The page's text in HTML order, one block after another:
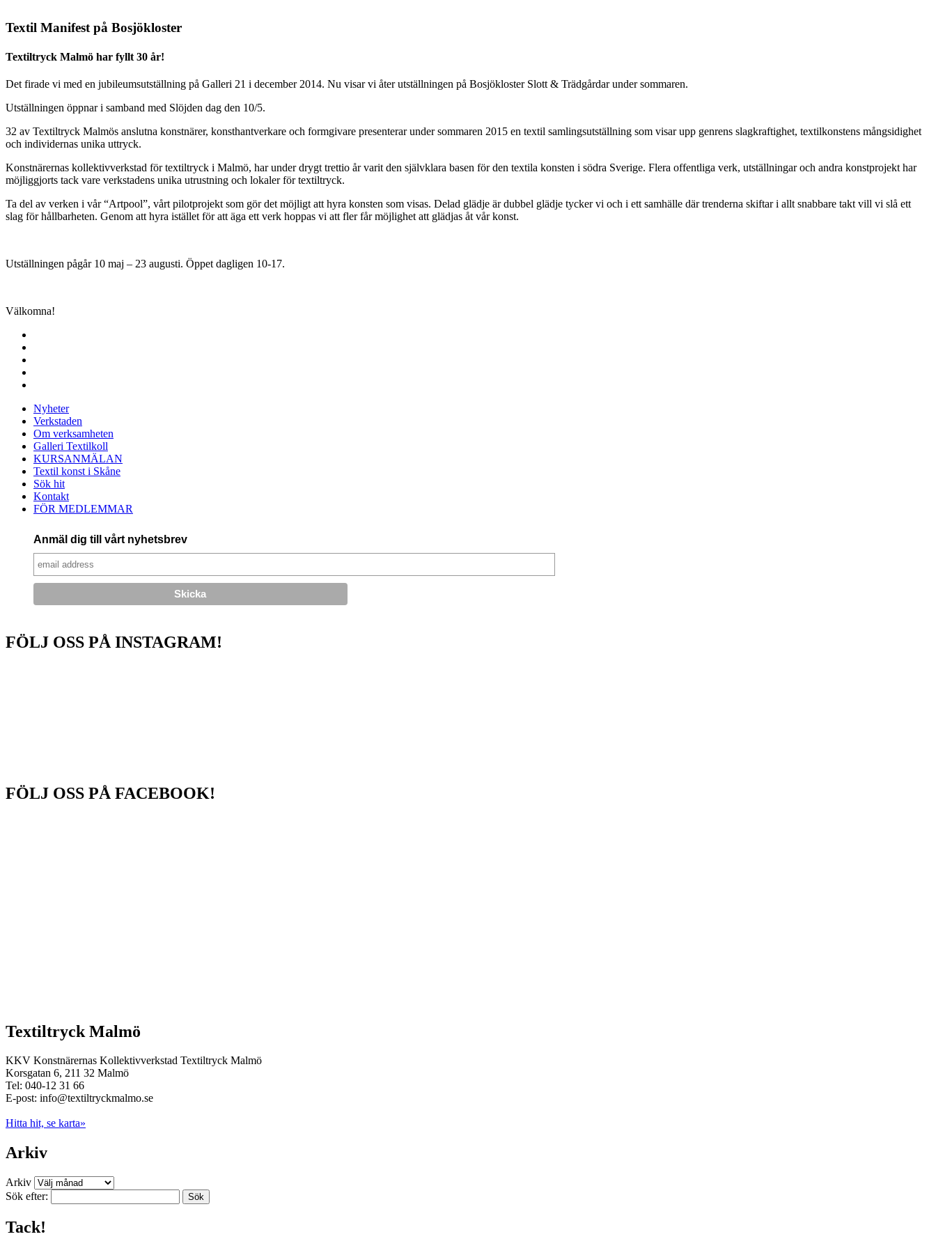
Textil Manifest på Bosjökloster
Textiltryck Malmö har fyllt 30 år!
Det firade vi med en jubileumsutställning på Galleri 21 i december 2014. Nu visar vi åter utställningen på Bosjökloster Slott & Trädgårdar under sommaren.
Utställningen öppnar i samband med Slöjden dag den 10/5.
32 av Textiltryck Malmös anslutna konstnärer, konsthantverkare och formgivare presenterar under sommaren 2015 en textil samlingsutställning som visar upp genrens slagkraftighet, textilkonstens mångsidighet
och individernas unika uttryck.
Konstnärernas kollektivverkstad för textiltryck i Malmö, har under drygt trettio år varit den självklara basen för den textila konsten i södra Sverige. Flera offentliga verk, utställningar och andra konstprojekt har
möjliggjorts tack vare verkstadens unika utrustning och lokaler för textiltryck.
Ta del av verken i vår “Artpool”, vårt pilotprojekt som gör det möjligt att hyra konsten som visas. Delad glädje är dubbel glädje tycker vi och i ett samhälle där trenderna skiftar i allt snabbare takt vill vi slå ett
slag för hållbarheten. Genom att hyra istället för att äga ett verk hoppas vi att fler får möjlighet att glädjas åt vår konst.
Utställningen pågår 10 maj – 23 augusti. Öppet dagligen 10-17.
Välkomna!
Nyheter
Verkstaden
Om verksamheten
Galleri Textilkoll
KURSANMÄLAN
Textil konst i Skåne
Sök hit
Kontakt
FÖR MEDLEMMAR
Anmäl dig till vårt nyhetsbrev
FÖLJ OSS PÅ INSTAGRAM!
FÖLJ OSS PÅ FACEBOOK!
Textiltryck Malmö
KKV Konstnärernas Kollektivverkstad Textiltryck Malmö
Korsgatan 6, 211 32 Malmö
Tel: 040-12 31 66
E-post: info@textiltryckmalmo.se
Hitta hit, se karta»
Arkiv
Arkiv
Sök efter:
Tack!